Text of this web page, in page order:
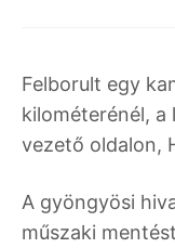
Felborult egy
kilométerénél, a
vezető oldalon,
A gyöngyösi
műszaki